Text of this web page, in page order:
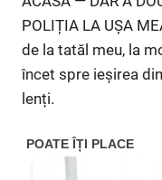
POLIȚIA LA UȘA
de la tatăl meu, la
încet spre ieșirea
lenți.